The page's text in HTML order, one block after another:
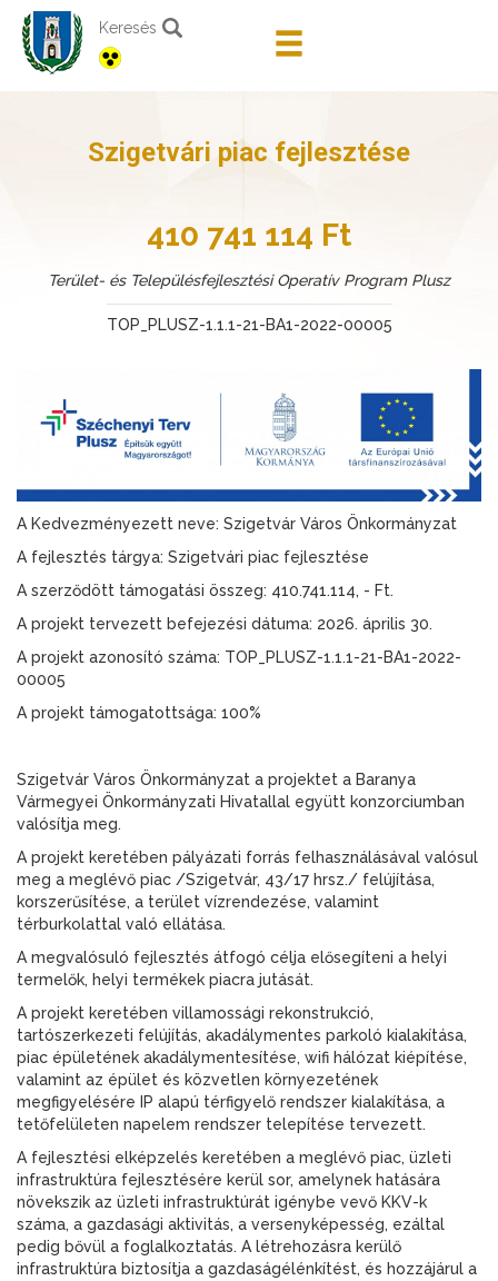
Keresés
Szigetvári piac fejlesztése
410 741 114 Ft
Terület- és Településfejlesztési Operatív Program Plusz
TOP_PLUSZ-1.1.1-21-BA1-2022-00005
A Kedvezményezett neve: Szigetvár Város Önkormányzat
A fejlesztés tárgya: Szigetvári piac fejlesztése
A szerződött támogatási összeg: 410.741.114, - Ft.
A projekt tervezett befejezési dátuma: 2026. április 30.
A projekt azonosító száma: TOP_PLUSZ-1.1.1-21-BA1-2022-
00005
A projekt támogatottsága: 100%
Szigetvár Város Önkormányzat a projektet a Baranya
Vármegyei Önkormányzati Hivatallal együtt konzorciumban
valósítja meg.
A projekt keretében pályázati forrás felhasználásával valósul
meg a meglévő piac /Szigetvár, 43/17 hrsz./ felújítása,
korszerűsítése, a terület vízrendezése, valamint
térburkolattal való ellátása.
A megvalósuló fejlesztés átfogó célja elősegíteni a helyi
termelők, helyi termékek piacra jutását.
A projekt keretében villamossági rekonstrukció,
tartószerkezeti felújítás, akadálymentes parkoló kialakítása,
piac épületének akadálymentesítése, wifi hálózat kiépítése,
valamint az épület és közvetlen környezetének
megfigyelésére IP alapú térfigyelő rendszer kialakítása, a
tetőfelületen napelem rendszer telepítése tervezett.
A fejlesztési elképzelés keretében a meglévő piac, üzleti
infrastruktúra fejlesztésére kerül sor, amelynek hatására
növekszik az üzleti infrastruktúrát igénybe vevő KKV-k
száma, a gazdasági aktivitás, a versenyképesség, ezáltal
pedig bővül a foglalkoztatás. A létrehozásra kerülő
infrastruktúra biztosítja a gazdaságélénkítést, és hozzájárul a